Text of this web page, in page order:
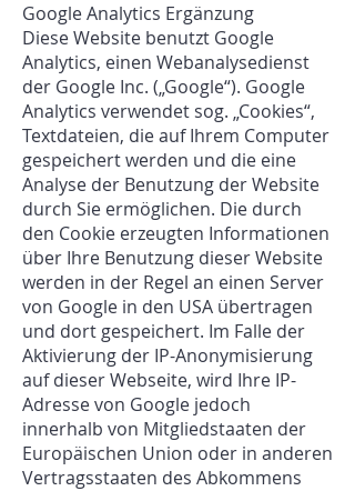
Google Analytics Ergänzung
Diese Website benutzt Google
Analytics, einen Webanalysedienst
der Google Inc. („Google“). Google
Analytics verwendet sog. „Cookies“,
Textdateien, die auf Ihrem Computer
gespeichert werden und die eine
Analyse der Benutzung der Website
durch Sie ermöglichen. Die durch
den Cookie erzeugten Informationen
über Ihre Benutzung dieser Website
werden in der Regel an einen Server
von Google in den USA übertragen
und dort gespeichert. Im Falle der
Aktivierung der IP-Anonymisierung
auf dieser Webseite, wird Ihre IP-
Adresse von Google jedoch
innerhalb von Mitgliedstaaten der
Europäischen Union oder in anderen
Vertragsstaaten des Abkommens